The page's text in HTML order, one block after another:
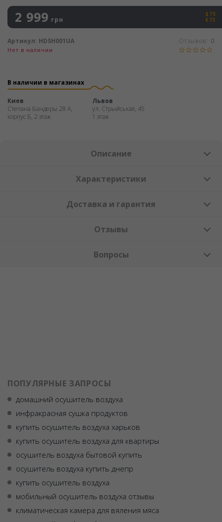
2 999 грн
$75
€73
Нет в наличии
Отзывов: 0
Артикул: HDSH001UA
В наличии в магазинах
Киев
Степана Бандеры 28 А,
корпус Б, 2 этаж
Львов
ул. Стрыйськая, 45
1 этаж
Описание
Характеристики
Доставка и гарантия
Отзывы
Вопросы
ПОПУЛЯРНЫЕ ЗАПРОСЫ
домашний осушитель воздуха
инфракрасная сушка продуктов
купить осушитель воздуха харьков
купить осушитель воздуха для квартиры
осушитель воздуха бытовой купить
осушитель воздуха купить днепр
купить осушитель воздуха
мобильный осушитель воздуха отзывы
климатическая камера для вяления мяса